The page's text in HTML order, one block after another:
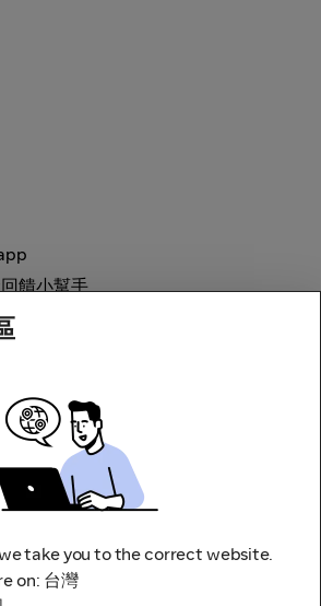
饋小幫手
take you to the correct website.
on: 台灣